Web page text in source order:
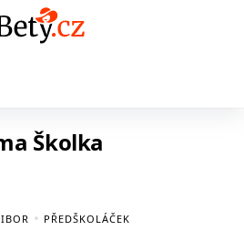
Školka
PŘEDŠKOLÁČEK